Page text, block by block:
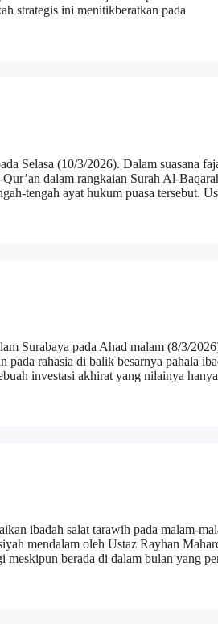
strategis ini menitikberatkan pada
Selasa (10/3/2026). Dalam suasana
dalam rangkaian Surah Al-
tengah ayat hukum puasa tersebut.
Surabaya pada Ahad malam (8/3/
rahasia di balik besarnya pahala
investasi akhirat yang nilainya hanya
ibadah salat tarawih pada malam-
mendalam oleh Ustaz Rayhan
meskipun berada di dalam bulan yang